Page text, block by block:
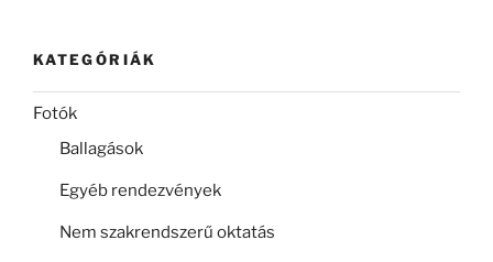
KATEGÓRIÁK
Fotók
Ballagások
Egyéb rendezvények
Nem szakrendszerű oktatás